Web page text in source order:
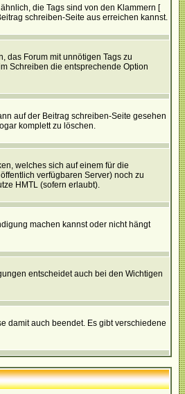
die Tags sind von den Klammern [
schreiben-Seite aus erreichen kannst.
das Forum mit unnötigen Tags zu
Schreiben die entsprechende Option
auf der Beitrag schreiben-Seite gesehen
komplett zu löschen.
welches sich auf einem für die
verfügbaren Server) noch zu
HMTL (sofern erlaubt).
machen kannst oder nicht hängt
entscheidet auch bei den Wichtigen
damit auch beendet. Es gibt verschiedene